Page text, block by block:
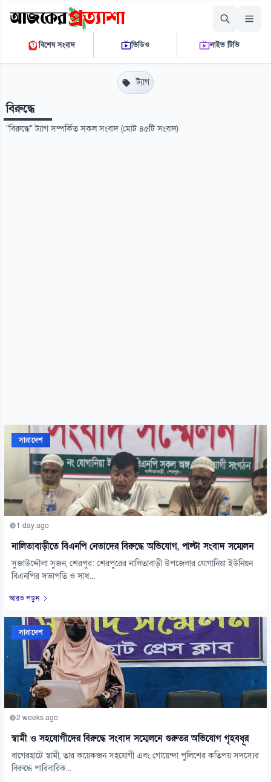
শুক্রবার, ০৭ আগস্ট ২০২৬
০৪:৫২:৩২ এ.এম.THE DAILY AJKER PROTTASHA
বিশেষ সংবাদ ভিডিও লাইভ টিভি
ট্যাগ
বিরুদ্ধে
"বিরুদ্ধে" ট্যাগ সম্পর্কিত সকল সংবাদ (মোট ৪৫টি সংবাদ)
সারাদেশ
1 day ago
নালিতাবাড়ীতে বিএনপি নেতাদের বিরুদ্ধে অভিযোগ, পাল্টা সংবাদ সম্মেলন
সুজাউদ্দৌলা সুজন, শেরপুর: শেরপুরের নালিতাবাড়ী উপজেলার যোগানিয়া ইউনিয়ন
বিএনপির সভাপতি ও সাধ...
আরও পড়ুন
সারাদেশ
2 weeks ago
স্বামী ও সহযোগীদের বিরুদ্ধে সংবাদ সম্মেলনে গুরুতর অভিযোগ গৃহবধূর
বাগেরহাটে স্বামী, তার কয়েকজন সহযোগী এবং গোয়েন্দা পুলিশের কতিপয় সদস্যের
বিরুদ্ধে পারিবারিক...